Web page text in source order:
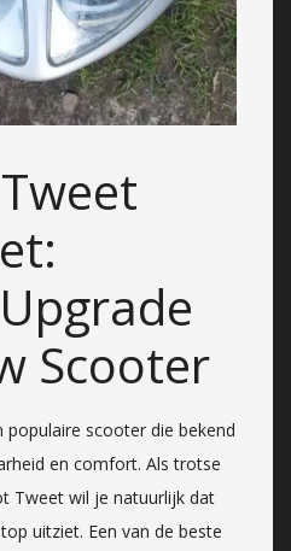
Scooter
scooter die bekend
en comfort. Als trotse
Tweet wil je natuurlijk dat
uitziet. Een van de beste